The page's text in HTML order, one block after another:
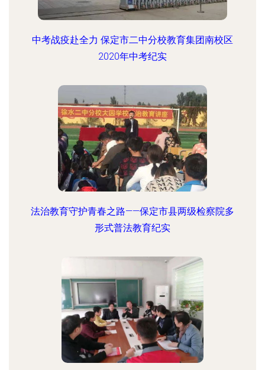
中考战疫赴全力 保定市二中分校教育集团南校区
2020年中考纪实
法治教育守护青春之路——保定市县两级检察院多
形式普法教育纪实